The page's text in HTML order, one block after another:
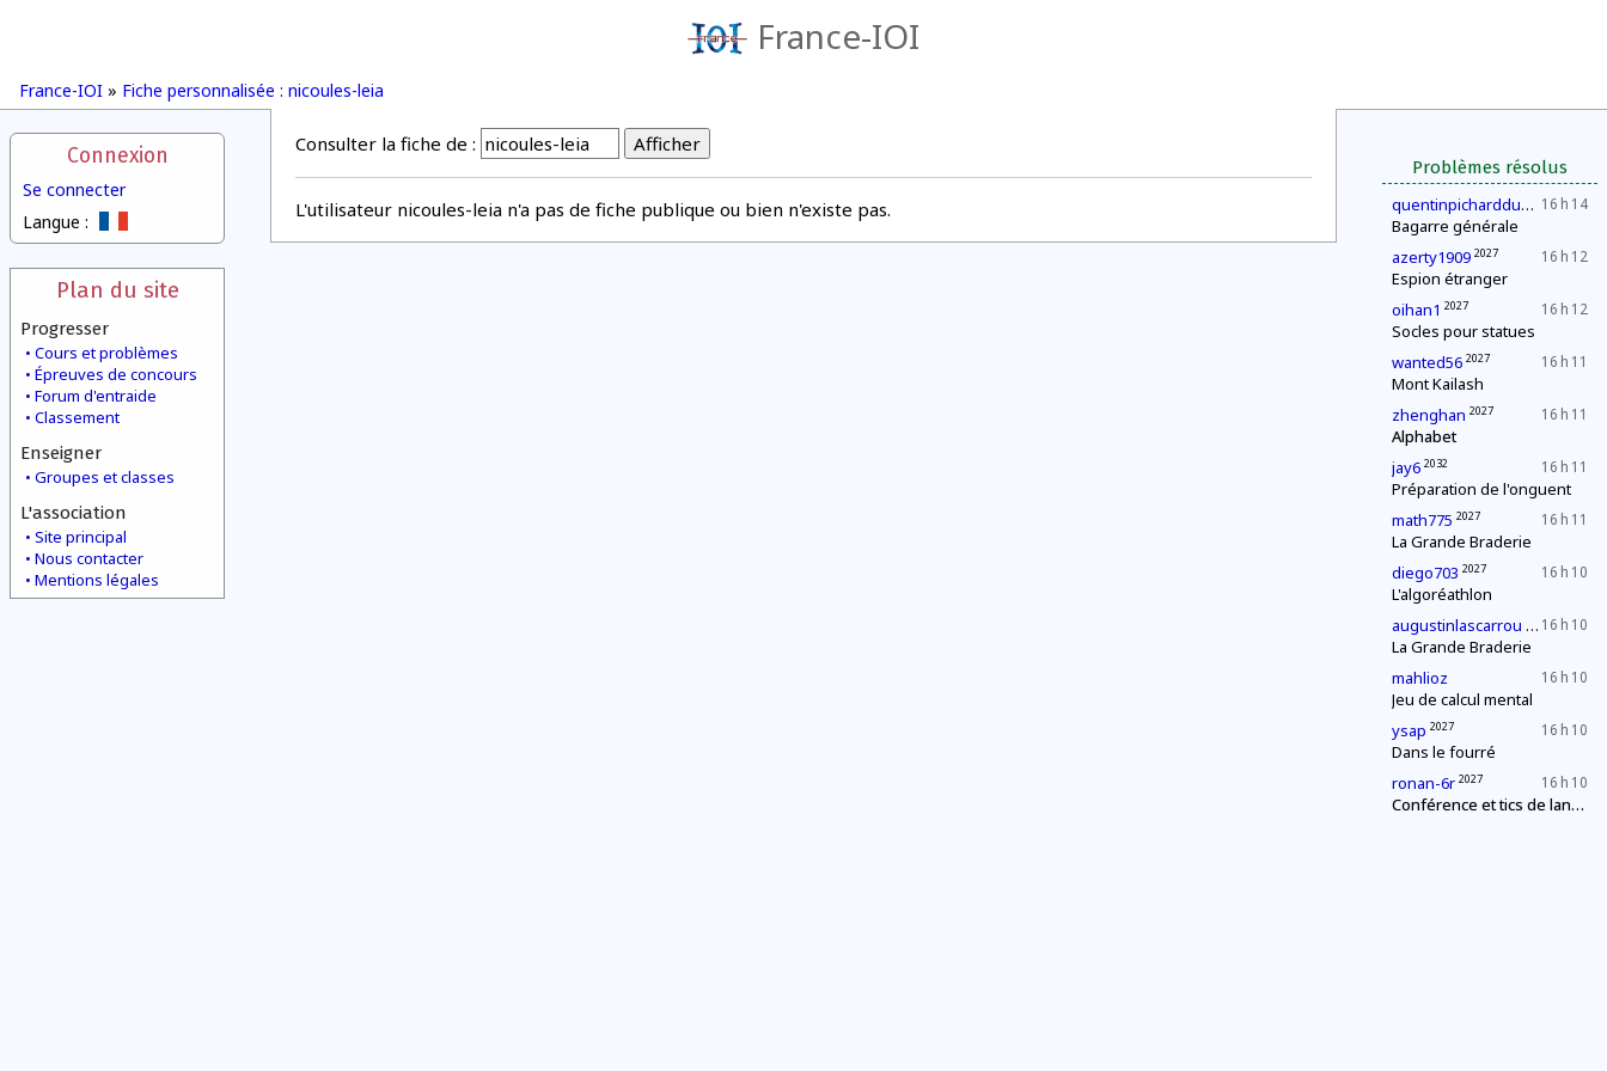
France-IOI
France-IOI » Fiche personnalisée : nicoules-leia
Connexion
Se connecter
Langue :
Plan du site
Progresser
Cours et problèmes
Épreuves de concours
Forum d'entraide
Classement
Enseigner
Groupes et classes
L'association
Site principal
Nous contacter
Mentions légales
Problèmes résolus
16 h 14
quentinpicharddu35 2027
Bagarre générale
16 h 12
azerty1909 2027
Espion étranger
16 h 12
oihan1 2027
Socles pour statues
16 h 11
wanted56 2027
Mont Kailash
16 h 11
zhenghan 2027
Alphabet
16 h 11
jay6 2032
Préparation de l'onguent
16 h 11
math775 2027
La Grande Braderie
16 h 10
diego703 2027
L'algoréathlon
16 h 10
augustinlascarrou 2027
La Grande Braderie
16 h 10
mahlioz
Jeu de calcul mental
16 h 10
ysap 2027
Dans le fourré
16 h 10
ronan-6r 2027
Conférence et tics de langage
Consulter la fiche de :
L'utilisateur nicoules-leia n'a pas de fiche publique ou bien n'existe pas.